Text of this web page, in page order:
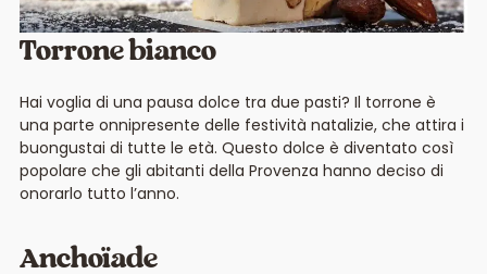
Torrone bianco
Hai voglia di una pausa dolce tra due pasti? Il torrone è
una parte onnipresente delle festività natalizie, che attira i
buongustai di tutte le età. Questo dolce è diventato così
popolare che gli abitanti della Provenza hanno deciso di
onorarlo tutto l’anno.
Anchoïade